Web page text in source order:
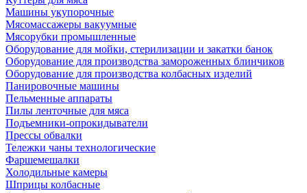
Машины укупорочные
Мясомассажеры вакуумные
Мясорубки промышленные
Оборудование для мойки, стерилизации и закатки банок
Оборудование для производства замороженных блинчиков
Оборудование для производства колбасных изделий
Панировочные машины
Пельменные аппараты
Пилы ленточные для мяса
Подъемники-опрокидыватели
Прессы обвалки
Тележки чаны технологические
Фаршемешалки
Холодильные камеры
Шприцы колбасные